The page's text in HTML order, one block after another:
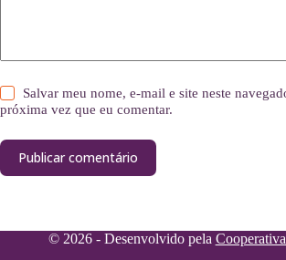
Salvar meu nome, e-mail e site neste
próxima vez que eu comentar.
Publicar comentário
© 2026 - Desenvolvido pela